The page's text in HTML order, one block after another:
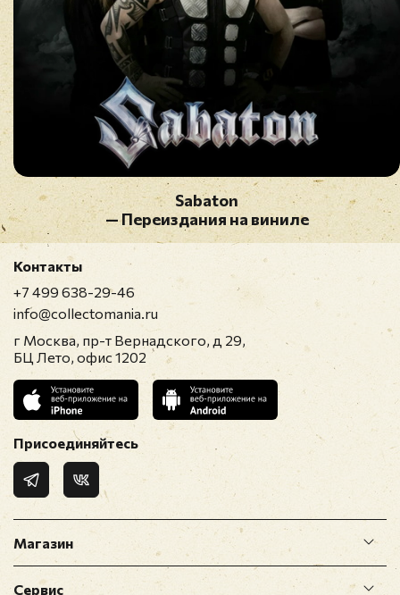
Sabaton
— Переиздания на виниле
Магазин
Сервис
Контакты
+7 499 638-29-46
info@collectomania.ru
г Москва, пр-т Вернадского, д 29,
БЦ Лето, офис 1202
Присоединяйтесь